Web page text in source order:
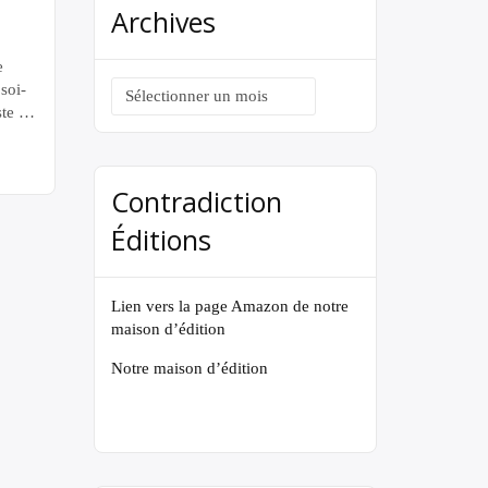
»,
Archives
Archives
Contradiction
Éditions
Lien vers la page Amazon de notre
maison d’édition
Notre maison d’édition